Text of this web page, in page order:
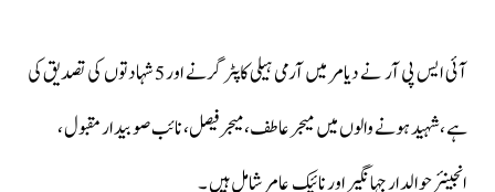
آئی ایس پی آر نے دیامر میں آرمی ہیلی کاپٹر گرنے اور 5 شہادتوں کی تصدیق کی
ہے ،شہید ہونے والوں میں میجر عاطف، میجر فیصل، نائب صوبیدار مقبول ،
انجینئر حوالدار جہانگیر اور نائیک عامر شامل ہیں ۔